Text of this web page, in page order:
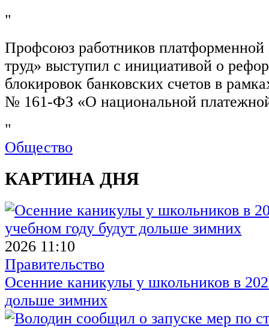
"
Профсоюз работников
труд» выступил с инициативой о
блокировок банковских счетов в
№ 161-ФЗ «О национальной
"
Общество
КАРТИНА ДНЯ
2026 11:10
Правительство
Осенние каникулы у школьников в
дольше зимних